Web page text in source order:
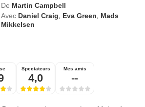
De Martin Campbell
Avec Daniel Craig Eva Green
Mads
Mikkelsen
Spectateurs
4,0
Mes amis
--